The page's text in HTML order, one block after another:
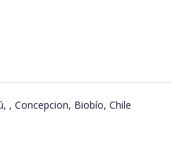
, Concepcion, Biobío, Chile